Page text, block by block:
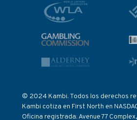
© 2024 Kambi. Todos los derechos
Kambi cotiza en First North en
Oficina registrada: Avenue 77